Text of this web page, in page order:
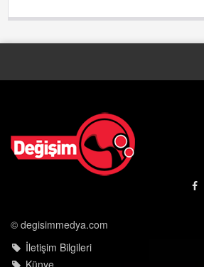
© degisimmedya.com
İletişim Bilgileri
Künye